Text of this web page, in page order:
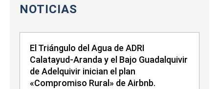
NOTICIAS
El Triángulo del Agua de ADRI
Calatayud-Aranda y el Bajo Guadalquivir
de Adelquivir inician el plan
«Compromiso Rural» de Airbnb.